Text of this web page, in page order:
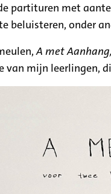
partituren met
beluisteren, onder
A met
van mijn leerlingen,